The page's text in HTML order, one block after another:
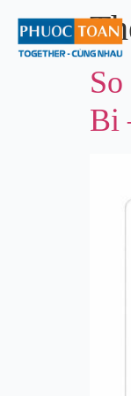
Bi